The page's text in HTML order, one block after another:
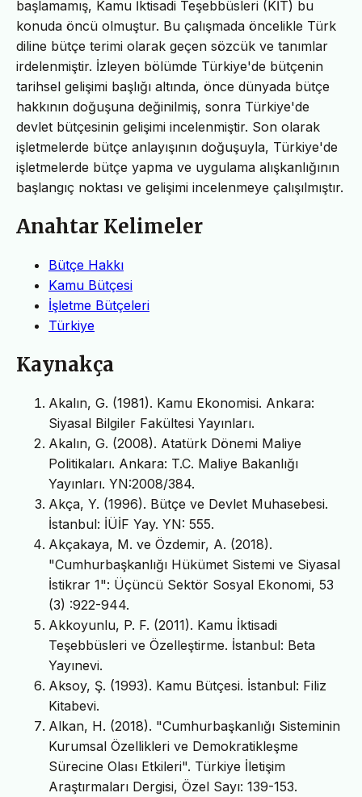
başlamamış, Kamu İktisadi Teşebbüsleri (KİT) bu
konuda öncü olmuştur. Bu çalışmada öncelikle Türk
diline bütçe terimi olarak geçen sözcük ve tanımlar
irdelenmiştir. İzleyen bölümde Türkiye'de bütçenin
tarihsel gelişimi başlığı altında, önce dünyada bütçe
hakkının doğuşuna değinilmiş, sonra Türkiye'de
devlet bütçesinin gelişimi incelenmiştir. Son olarak
işletmelerde bütçe anlayışının doğuşuyla, Türkiye'de
işletmelerde bütçe yapma ve uygulama alışkanlığının
başlangıç noktası ve gelişimi incelenmeye çalışılmıştır.
Anahtar Kelimeler
Bütçe Hakkı
Kamu Bütçesi
İşletme Bütçeleri
Türkiye
Kaynakça
Akalın, G. (1981). Kamu Ekonomisi. Ankara:
Siyasal Bilgiler Fakültesi Yayınları.
Akalın, G. (2008). Atatürk Dönemi Maliye
Politikaları. Ankara: T.C. Maliye Bakanlığı
Yayınları. YN:2008/384.
Akça, Y. (1996). Bütçe ve Devlet Muhasebesi.
İstanbul: İÜİF Yay. YN: 555.
Akçakaya, M. ve Özdemir, A. (2018).
"Cumhurbaşkanlığı Hükümet Sistemi ve Siyasal
İstikrar 1": Üçüncü Sektör Sosyal Ekonomi, 53
(3) :922-944.
Akkoyunlu, P. F. (2011). Kamu İktisadi
Teşebbüsleri ve Özelleştirme. İstanbul: Beta
Yayınevi.
Aksoy, Ş. (1993). Kamu Bütçesi. İstanbul: Filiz
Kitabevi.
Alkan, H. (2018). "Cumhurbaşkanlığı Sisteminin
Kurumsal Özellikleri ve Demokratikleşme
Sürecine Olası Etkileri". Türkiye İletişim
Araştırmaları Dergisi, Özel Sayı: 139-153.